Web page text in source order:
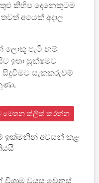
කිහිප දෙනෙකුටම
අයෙක් අදාල
ලොකූ පැටී නම්
ඉතා සූක්ෂමව
සැකකරුවම්
මෙතන ක්ලික් කරන්න
ඉක්මනින් අවසන් කළ
වයස වෙනස්